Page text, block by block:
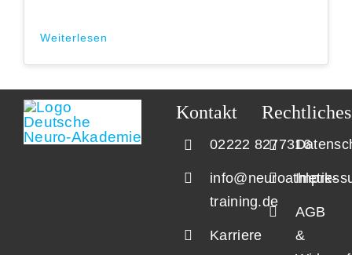
Weiterlesen
Kontakt
02222 8277316
info@neuroathletik-
training.de
Karriere
Rechtliches
AGB
&